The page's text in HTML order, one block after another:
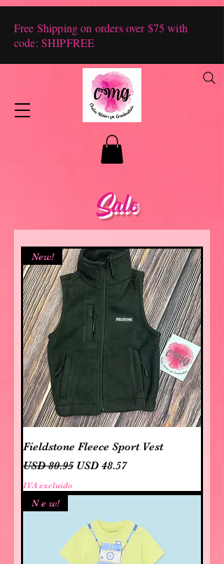
Free Shipping on orders over $75 with
code: SHIPFREE
Sale
New!
Fieldstone Fleece Sport Vest
Precio
USD 80.95 Precio de oferta
USD 48.57
IVA excluido
N e w!